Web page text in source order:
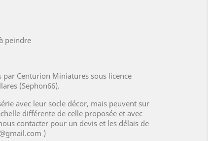
peindre
Centurion Miniatures sous licence
(Sephon66).
avec leur socle décor, mais peuvent sur
différente de celle proposée et avec
contacter pour un devis et les délais de
)